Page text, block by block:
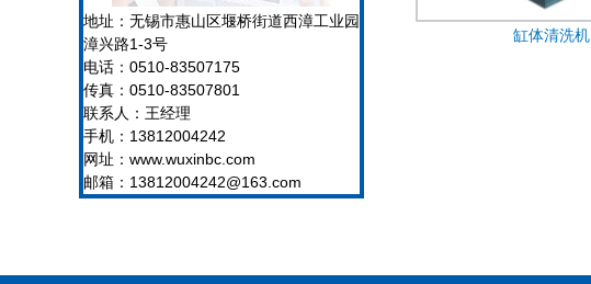
地址：无锡市惠山区堰桥街道西漳工业园
漳兴路1-3号
电话：0510-83507175
传真：0510-83507801
联系人：王经理
手机：13812004242
网址：www.wuxinbc.com
邮箱：13812004242@163.com
缸体清洗机